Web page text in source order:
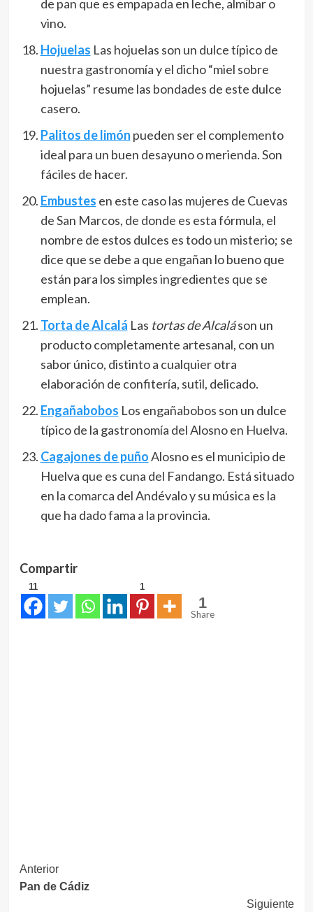
de pan que es empapada en leche, almíbar o
vino.
Hojuelas Las hojuelas son un dulce típico de
nuestra gastronomía y el dicho “miel sobre
hojuelas” resume las bondades de este dulce
casero.
Palitos de limón pueden ser el complemento
ideal para un buen desayuno o merienda. Son
fáciles de hacer.
Embustes en este caso las mujeres de Cuevas
de San Marcos, de donde es esta fórmula, el
nombre de estos dulces es todo un misterio; se
dice que se debe a que engañan lo bueno que
están para los simples ingredientes que se
emplean.
Torta de Alcalá Las tortas de Alcaláson un
producto completamente artesanal, con un
sabor único, distinto a cualquier otra
elaboración de confitería, sutil, delicado.
Engañabobos Los engañabobos son un dulce
típico de la gastronomía del Alosno en Huelva.
Cagajones de puñoAlosno es el municipio de
Huelva que es cuna del Fandango. Está situado
en la comarca del Andévalo y su música es la
que ha dado fama a la provincia.
Compartir
11 1
1
Share
Navegación
de
Anterior
Pan de Cádiz
Siguiente